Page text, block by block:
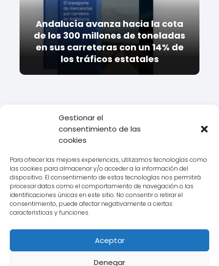
Gestionar el
consentimiento de las
cookies
Para ofrecer las mejores experiencias, utilizamos tecnologías como
las cookies para almacenar y/o acceder a la información del
dispositivo. El consentimiento de estas tecnologías nos permitirá
procesar datos como el comportamiento de navegación o las
identificaciones únicas en este sitio. No consentir o retirar el
consentimiento, puede afectar negativamente a ciertas
características y funciones.
Aceptar
Denegar
Andalucía avanza hacia la cota
de los 300 millones de toneladas
en sus carreteras con un 14% de
los tráficos estatales
Empresas de transporte
Datos de
la Delegación Ontime Burgos
Aviso legal
Política de Cookies
Política de Privacidad
Contacto